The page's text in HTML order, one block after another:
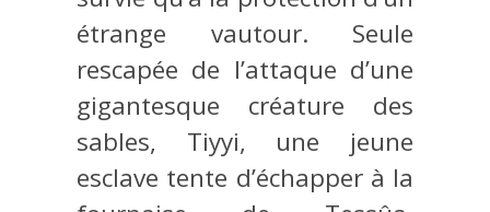
étrange vautour. Seule
rescapée de l’attaque d’une
gigantesque créature des
sables, Tiyyi, une jeune
esclave tente d’échapper à la